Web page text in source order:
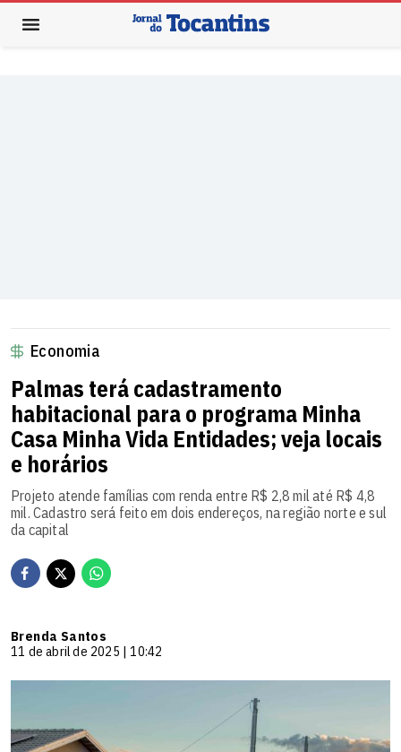
Economia
Palmas terá cadastramento
habitacional para o programa Minha
Casa Minha Vida Entidades; veja locais
e horários
Projeto atende famílias com renda entre R$ 2,8 mil até R$ 4,8
mil. Cadastro será feito em dois endereços, na região norte e sul
da capital
Brenda Santos
11 de abril de 2025 | 10:42